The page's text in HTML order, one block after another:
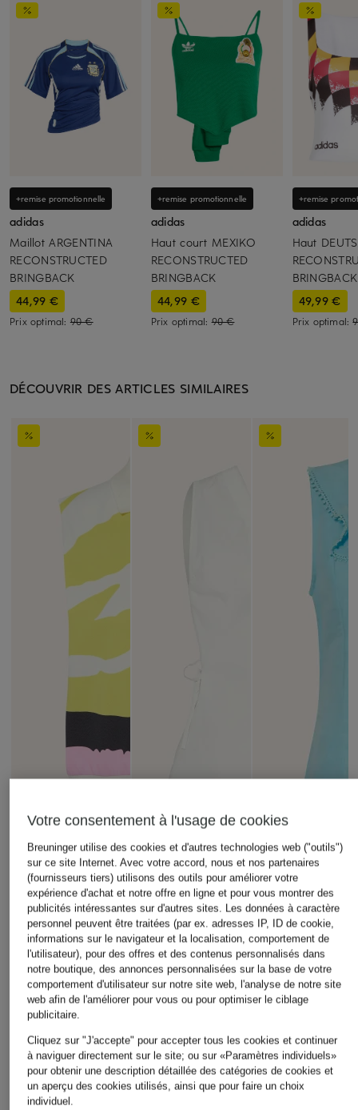
+remise promotionnelle
adidas
Maillot ARGENTINA
RECONSTRUCTED
BRINGBACK
44,99 €
Prix optimal: 90 €
+remise promotionnelle
adidas
Haut court MEXIKO
RECONSTRUCTED
BRINGBACK
44,99 €
Prix optimal:90 €
+remise
adidas
Haut
BRINGBACK
49,99 €
Prix optimal:
DÉCOUVRIR DES ARTICLES SIMILAIRES
+remise promotionnelle
SPORTALM
polo
154,99 €
Meilleur prix:131,74 €
Initialement:189 €
+remise promotionnelle
JEANNE BARET
Haut SUMATRA
89,99 €
Meilleur prix:76,49 €
Initialement:110 €
+remise promotionnelle
Phase Eight
Top RHONA en lin
62,99 €
Meilleur prix:53,54 €
Initialement:
Votre consentement à l'usage de cookies
Breuninger utilise des cookies et d'autres technologies web ("outils")
sur ce site Internet. Avec votre accord, nous et nos partenaires
(fournisseurs tiers) utilisons des outils pour améliorer votre
expérience d'achat et notre offre en ligne et pour vous montrer des
publicités intéressantes sur d'autres sites. Les données à caractère
personnel peuvent être traitées (par ex. adresses IP, ID de cookie,
informations sur le navigateur et la localisation, comportement de
l'utilisateur), pour des offres et des contenus personnalisés dans
notre boutique, des annonces personnalisées sur la base de votre
comportement d'utilisateur sur notre site web, l'analyse de notre site
web afin de l'améliorer pour vous ou pour optimiser le ciblage
publicitaire.
Cliquez sur "J'accepte" pour accepter tous les cookies et continuer
à naviguer directement sur le site; ou sur «Paramètres individuels»
pour obtenir une description détaillée des catégories de cookies et
un aperçu des cookies utilisés, ainsi que pour faire un choix
individuel.